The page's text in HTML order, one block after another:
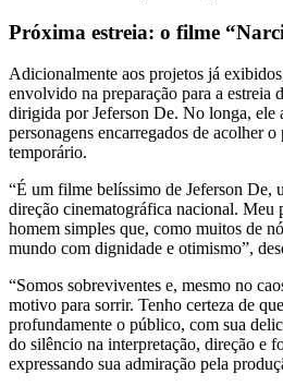
Próxima estreia: o filme
Adicionalmente aos projetos já
envolvido na preparação para a estreia
dirigida por Jeferson De. No longa, ele
personagens encarregados de acolher
temporário.
“É um filme belíssimo de Jeferson De,
direção cinematográfica nacional. Meu
homem simples que, como muitos de
mundo com dignidade e otimismo”,
“Somos sobreviventes e, mesmo no
motivo para sorrir. Tenho certeza de
profundamente o público, com sua
do silêncio na interpretação, direção e
expressando sua admiração pela